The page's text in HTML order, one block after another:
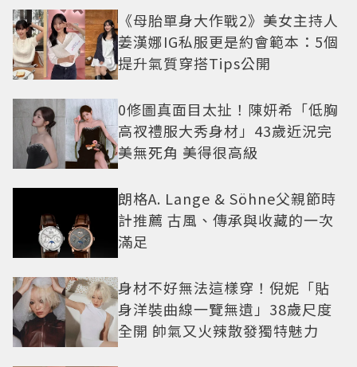
《母胎單身大作戰2》美女主持人
姜漢娜IG私服更是約會範本：5個
提升氣質穿搭Tips公開
0修圖真面目太扯！陳妍希「低胸
高衩禮服大秀身材」43歲近況完
美無死角 美得很高級
朗格A. Lange & Söhne父親節時
計推薦 古風、傳承與收藏的一次
滿足
身材不好無法這樣穿！倪妮「貼
身洋裝曲線一覽無遺」38歲尺度
全開 帥氣又火辣散發獨特魅力